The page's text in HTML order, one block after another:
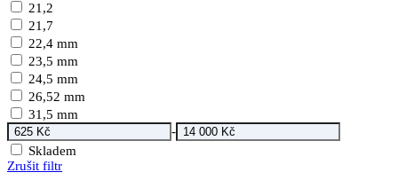
21,2
21,7
22,4 mm
23,5 mm
24,5 mm
26,52 mm
31,5 mm
-
Skladem
Zrušit filtr